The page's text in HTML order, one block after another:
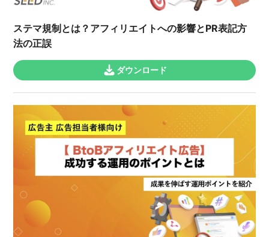
ステマ規制とは？アフィリエイトへの影響とPR表記方
法の正誤
ダウンロード